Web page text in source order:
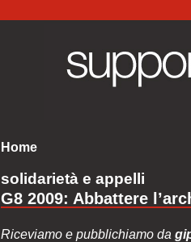
Home
solidarietà e appelli
G8 2009: Abbattere
Riceviamo e pubblichiamo da